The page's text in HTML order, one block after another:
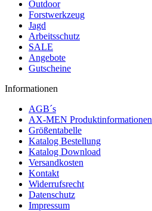
Outdoor
Forstwerkzeug
Jagd
Arbeitsschutz
SALE
Angebote
Gutscheine
Informationen
AGB´s
AX-MEN Produktinformationen
Größentabelle
Katalog Bestellung
Katalog Download
Versandkosten
Kontakt
Widerrufsrecht
Datenschutz
Impressum